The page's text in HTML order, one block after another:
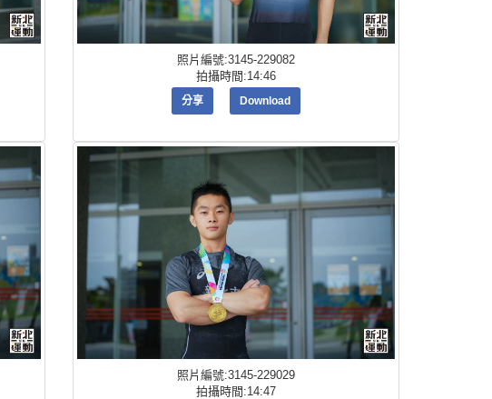
照片編號:3145-229082
拍攝時間:14:46
分享 Download
照片編號:3145-229029
拍攝時間:14:47